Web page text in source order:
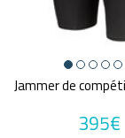
395€